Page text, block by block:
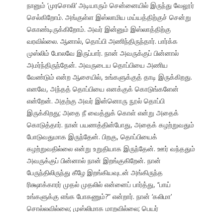
நானும் ‘முரசொலி’ அடியாரும் சென்னையில் இருந்து வேலூர்
செல்கிறோம். அங்குள்ள இஸ்லாமிய மய்யத்திற்குச் சென்று
கொண்டிருக்கிறோம். அவர் இன்னும் இஸ்லாத்திற்கு
வரவில்லை. ஆனால், தொப்பி அணிந்திருந்தார். பார்க்க
முஸ்லிம் போலவே இருப்பார். நான் அவருக்குப் பின்னால்
அமர்ந்திருந்தேன். அவருடைய தொப்பியை அணிய
வேண்டும் என்ற ஆசையில், உங்களுக்குத் தாடி இருக்கிறது.
எனவே, அந்தத் தொப்பியை எனக்குக் கொடுங்களேன்
என்றேன். அதற்கு அவர் இன்னொரு நூல் தொப்பி
இருக்கிறது; அதை நீ வைத்துக் கொள் என்று அதைக்
கொடுத்தார். நான் பயணத்தின்போது, அதைக் கழற்றுவதும்
போடுவதுமாக இருந்தேன். பிறகு, தொப்பியைக்
கழற்றுவதில்லை என்று உறுதியாக இருந்தேன். ஊர் வந்ததும்
அவருக்குப் பின்னால் நான் இறங்குகிறேன். நான்
பேருந்திலிருந்து கீழே இறங்கியவுடன் அங்கிருந்த
ரிக்ஷாக்காரர் முதல் முதலில் என்னைப் பார்த்து, ‘‘பாய்
உங்களுக்கு எங்க போகணும்?” என்றார். நான் ‘கலிமா’
சொல்லவில்லை; முஸ்லிமாக மாறவில்லை; பெயர்